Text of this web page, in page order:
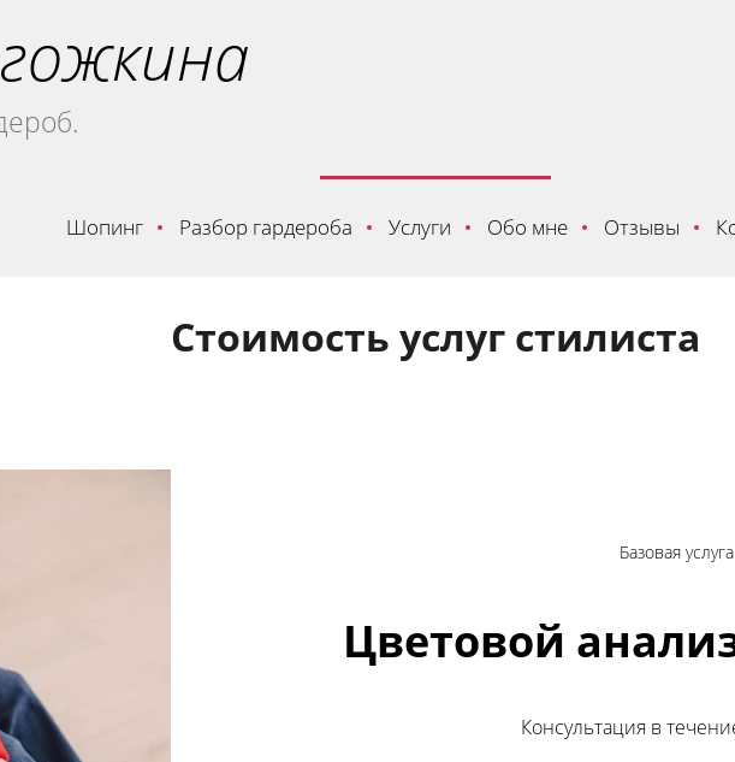
Шопинг Разбор гардероба Услуги Обо мне Отзывы
Стоимость услуг стилиста
Базовая услуга
Цветовой
Консультация в